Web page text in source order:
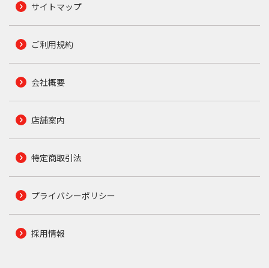
サイトマップ
ご利用規約
会社概要
店舗案内
特定商取引法
プライバシーポリシー
採用情報